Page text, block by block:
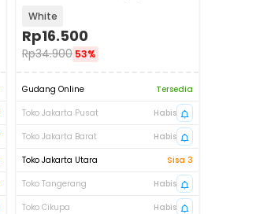
White
Rp16.500
Rp34.900 53%
Gudang Online
Tersedia
Toko Jakarta Pusat
Habis
Toko Jakarta Barat
Habis
Toko Jakarta Utara
Sisa 3
Toko Tangerang
Habis
Toko Cikupa
Habis